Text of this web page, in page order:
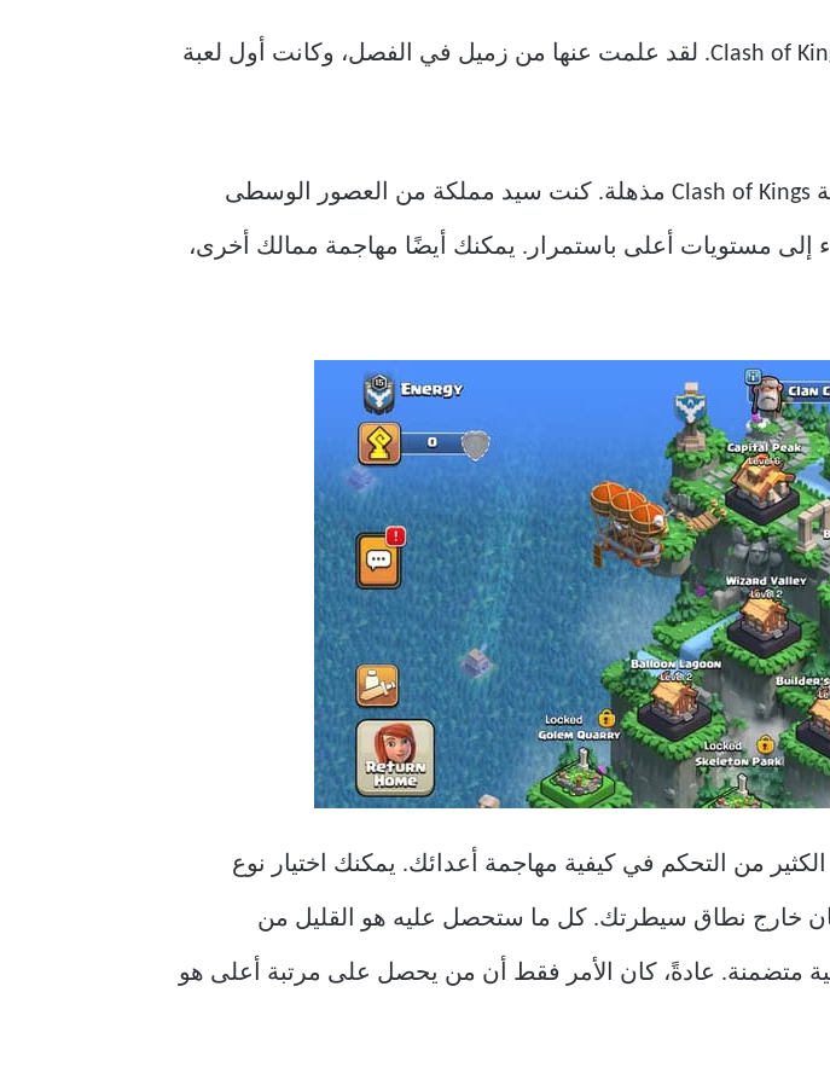
كانت تجربتي الأولى مع هذا النوع من الألعاب هي لعبة تسمى Clash of Kings. لقد علمت عنها من زميل في الفصل، وكانت أول لعبة
بالنسبة لي عندما كنت في الخامسة عشرة من عمري، كانت لعبة Clash of Kings مذهلة. كنت سيد مملكة من العصور الوسطى
إلى مستويات أعلى باستمرار. يمكنك أيضًا مهاجمة ممالك أخرى،
من التحكم في كيفية مهاجمة أعدائك. يمكنك اختيار نوع
خارج نطاق سيطرتك. كل ما ستحصل عليه هو القليل من
متضمنة. عادةً، كان الأمر فقط أن من يحصل على مرتبة أعلى هو